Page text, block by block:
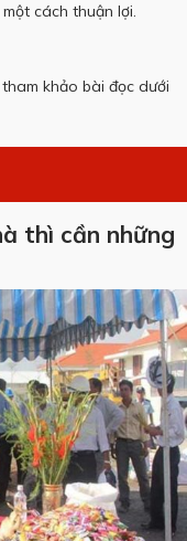
cách thuận lợi.
khảo bài đọc dưới
thì cần những